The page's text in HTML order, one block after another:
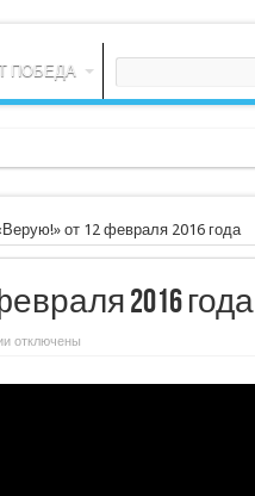
ПОБЕДА
от 12 февраля 2016 года
2016 года
к
«Верую!»
отключены